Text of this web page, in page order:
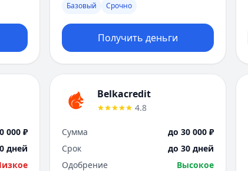
Базовый Срочно
Получить деньги
000 ₽
дней
Belkacredit
4.8
Сумма
до 30 000 ₽
Срок
до 30 дней
Одобрение
Высокое